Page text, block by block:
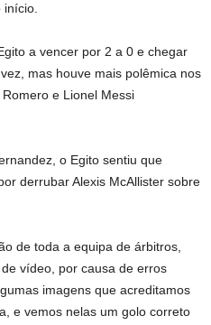
a vencer por 2 a 0 e chegar
mas houve mais polêmica nos
e Lionel Messi
o Egito sentiu que
derrubar Alexis McAllister sobre
de toda a equipa de árbitros,
vídeo, por causa de erros
imagens que acreditamos
e vemos nelas um golo correto